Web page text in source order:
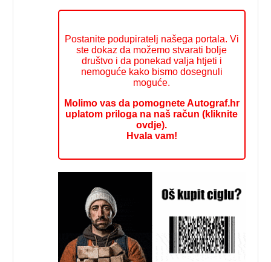
Postanite podupiratelj našega portala. Vi
ste dokaz da možemo stvarati bolje
društvo i da ponekad valja htjeti i
nemoguće kako bismo dosegnuli
moguće.
Molimo vas da pomognete Autograf.hr
uplatom priloga na naš račun (kliknite
ovdje).
Hvala vam!